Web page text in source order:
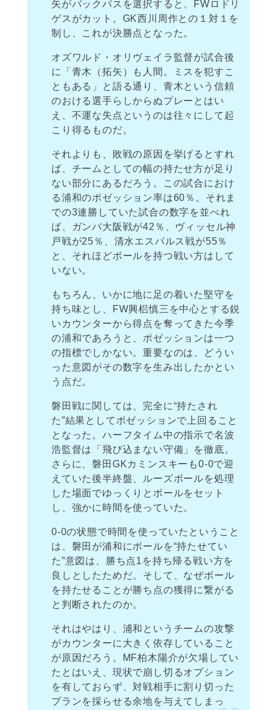
矢がバックパスを選択すると、FWロドリ
ゲスがカット。GK西川周作との１対１を
制し、これが決勝点となった。
オズワルド・オリヴェイラ監督が試合後
に「青木（拓矢）も人間。ミスを犯すこ
ともある」と語る通り、青木という信頼
のおける選手らしからぬプレーとはい
え、不運な失点というのは往々にして起
こり得るものだ。
それよりも、敗戦の原因を挙げるとすれ
ば、チームとしての幅の持たせ方が足り
ない部分にあるだろう。この試合におけ
る浦和のポゼッション率は60％。それま
での3連勝していた試合の数字を並べれ
ば、ガンバ大阪戦が42％、ヴィッセル神
戸戦が25％、清水エスパルス戦が55％
と、それほどボールを持つ戦い方はして
いない。
もちろん、いかに地に足の着いた堅守を
持ち味とし、FW興梠慎三を中心とする鋭
いカウンターから得点を奪ってきた今季
の浦和であろうと、ポゼッションは一つ
の指標でしかない。重要なのは、どうい
った意図がその数字を生み出したかとい
う点だ。
磐田戦に関しては、完全に“持たされ
た”結果としてポゼッションで上回ること
となった。ハーフタイム中の指示で名波
浩監督は「飛び込まない守備」を徹底。
さらに、磐田GKカミンスキーも0-0で迎
えていた後半終盤、ルーズボールを処理
した場面でゆっくりとボールをセット
し、強かに時間を使っていた。
0-0の状態で時間を使っていたということ
は、磐田が浦和にボールを“持たせてい
た”意図は、勝ち点1を持ち帰る戦い方を
良しとしたためだ。そして、なぜボール
を持たせることが勝ち点の獲得に繋がる
と判断されたのか。
それはやはり、浦和というチームの攻撃
がカウンターに大きく依存していること
が原因だろう。MF柏木陽介が欠場してい
たとはいえ、現状で崩し切るオプション
を有しておらず、対戦相手に割り切った
プランを採らせる余地を与えてしまっ